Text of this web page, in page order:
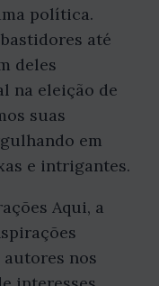
política.
até
deles
na eleição de
suas
em
e intrigantes.
Aqui, a
autores nos